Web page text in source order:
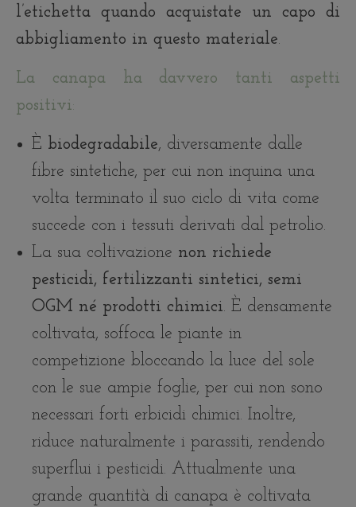
l’etichetta quando acquistate un capo di
abbigliamento in questo materiale.
La canapa ha davvero tanti aspetti
positivi:
È biodegradabile, diversamente dalle
fibre sintetiche, per cui non inquina una
volta terminato il suo ciclo di vita come
succede con i tessuti derivati dal petrolio.
La sua coltivazione non richiede
pesticidi, fertilizzanti sintetici, semi
OGM né prodotti chimici. È densamente
coltivata, soffoca le piante in
competizione bloccando la luce del sole
con le sue ampie foglie, per cui non sono
necessari forti erbicidi chimici. Inoltre,
riduce naturalmente i parassiti, rendendo
superflui i pesticidi. Attualmente una
grande quantità di canapa è coltivata